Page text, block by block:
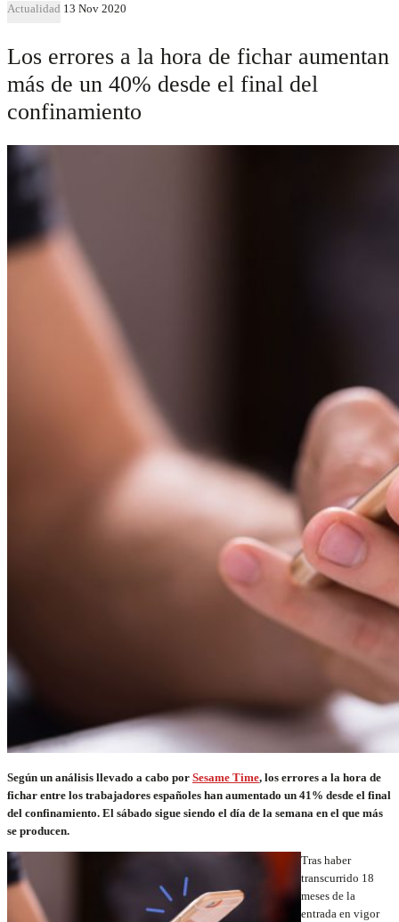
Actualidad 13 Nov 2020
Los errores a la hora de fichar aumentan
más de un 40% desde el final del
confinamiento
Según un análisis llevado a cabo por Sesame Time, los errores a la hora de
fichar entre los trabajadores españoles han aumentado un 41% desde el final
del confinamiento. El sábado sigue siendo el día de la semana en el que más
se producen.
Tras haber
transcurrido 18
meses de la
entrada en vigor